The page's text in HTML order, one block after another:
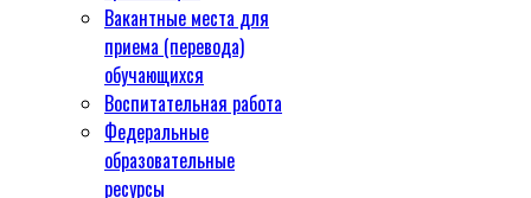
Вакантные места для
приема (перевода)
обучающихся
Воспитательная работа
Федеральные
образовательные
ресурсы